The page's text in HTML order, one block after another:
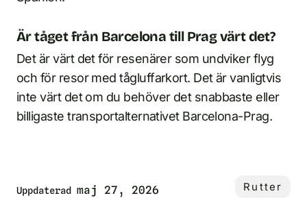
Är tåget från Barcelona till Prag värt det?
Det är värt det för resenärer som undviker flyg
och för resor med tågluffarkort. Det är vanligtvis
inte värt det om du behöver det snabbaste eller
billigaste transportalternativet Barcelona-Prag.
Uppdaterad maj 27, 2026 Rutter